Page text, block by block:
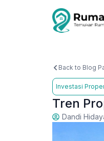
Back to Blog
Investasi
Tren
Dandi